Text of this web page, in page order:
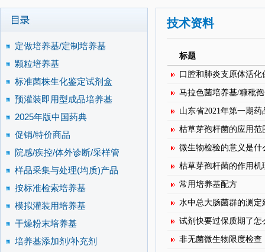
定做培养基/定制培养基
颗粒培养基
标准菌株生化鉴定试剂盒
预灌装即用型成品培养基
2025年版中国药典
促销/特价商品
院感/疾控/体外诊断/采样管
样品采集与处理(均质)产品
按标准检索培养基
模拟灌装用培养基
干燥粉末培养基
培养基添加剂/补充剂
技术资料
标题
口腔和肺炎支原体活
马拉色菌培养基/糠秕
山东省2021年第一期
枯草芽孢杆菌的应用范
微生物检验的意义是什
枯草芽孢杆菌的作用机
常用培养基配方
水中总大肠菌群的测定
试剂快要过保质期了怎
非无菌微生物限度检查